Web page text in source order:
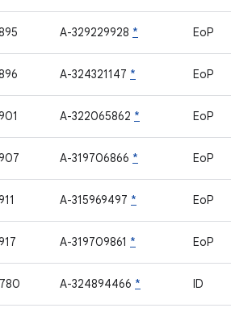
A-329229928 * EoP
A-324321147 * EoP
A-322065862 * EoP
A-319706866 * EoP
A-315969497 * EoP
A-319709861 * EoP
A-324894466 * ID